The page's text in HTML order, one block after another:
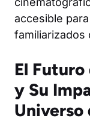
accesible
familiarizados
El
y Su
Universo